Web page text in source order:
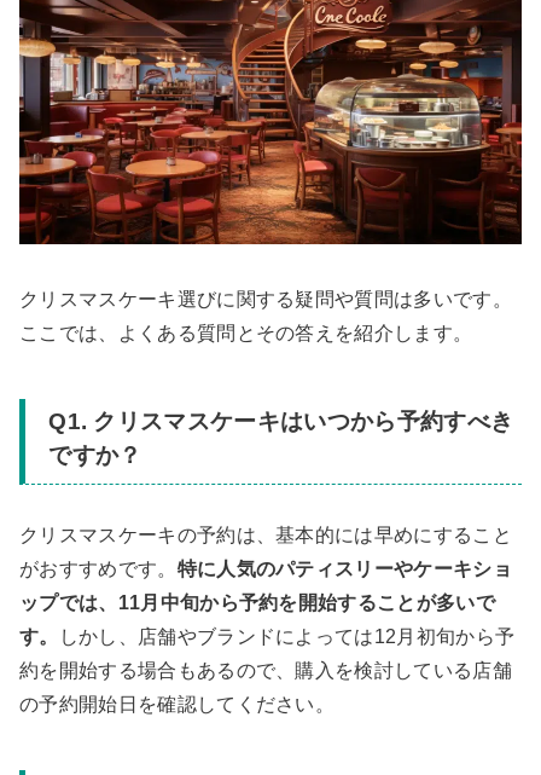
クリスマスケーキ選びに関する疑問や質問は多いです。
ここでは、よくある質問とその答えを紹介します。
Q1. クリスマスケーキはいつから予約すべき
ですか？
クリスマスケーキの予約は、基本的には早めにすること
がおすすめです。 特に人気のパティスリーやケーキショ
ップでは、11月中旬から予約を開始することが多いで
す。
しかし、店舗やブランドによっては12月初旬から予
約を開始する場合もあるので、購入を検討している店舗
の予約開始日を確認してください。